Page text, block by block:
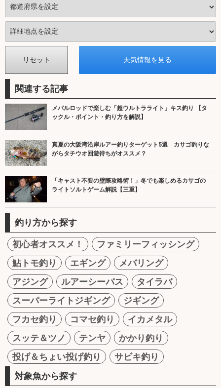
関連する記事
メバルロッドで楽しむ「超ウルトラライト」キス釣り 【タ
ックル・ポイント・釣り方を解説】
真夏の大阪湾沿岸ルアー釣りターゲット5選 カサゴ釣りな
がらタチウオ回遊待ちがオススメ？
「キャスト不要の壁際攻略術！」冬でも楽しめるカサゴの
ライトソルトゲーム解説【三重】
釣り方から探す
初心者オススメ！
ファミリーフィッシング
鮎トモ釣り
エギング
メバリング
アジング
ルアーシーバス
タイラバ
スーパーライトジギング
ジギング
フカセ釣り
コマセ釣り
イカメタル
スッテ＆ツノ
テンヤ
かかり釣り
投げ＆ちょい投げ釣り
サビキ釣り
対象魚から探す